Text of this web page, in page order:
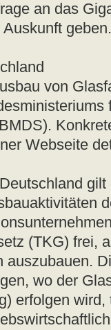
an das
geben.
von
Webseite
(TKG) frei,
auszubauen.
wo der
erfolgen